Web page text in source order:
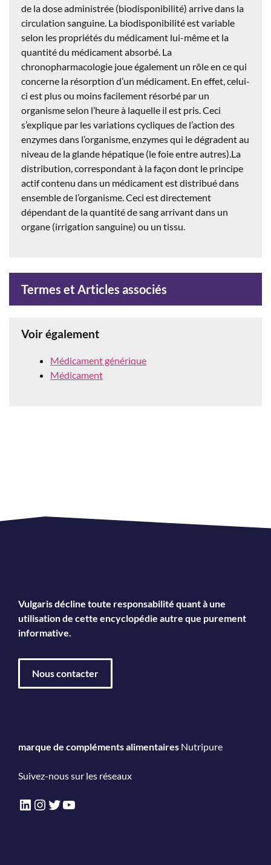
de la dose administrée (biodisponibilité) arrive dans la
circulation sanguine. La biodisponibilité est variable
selon les propriétés du médicament lui-même et la
quantité du médicament absorbé. La
chronopharmacologie joue également un rôle en ce qui
concerne la résorption d’un médicament. En effet, celui-
ci est plus ou moins facilement résorbé par un
organisme selon l’heure à laquelle il est pris. Ceci
s’explique par les variations cycliques de l’action des
enzymes dans l’organisme, enzymes qui le dégradent au
niveau de la glande hépatique (le foie entre autres).La
distribution, correspondant à la façon dont le principe
actif contenu dans un médicament est distribué dans
ensemble de l’organisme. Ceci est directement
dépendant de la quantité de sang arrivant dans un
organe (irrigation sanguine) ou un tissu.
Termes et Articles associés
Voir également
Médicament générique
Médicament
Vulgaris décline toute responsabilité quant à une
utilisation de cette encyclopédie autre que purement
informative.
Nous contacter
marque de compléments alimentaires Nutripure
Suivez-nous sur les réseaux
LinkedIn
Instagram
Twitter
YouTube